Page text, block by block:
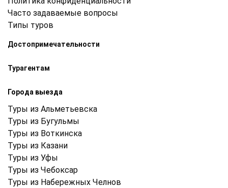
Часто задаваемые вопросы
Типы туров
Достопримечательности
Турагентам
Города выезда
Туры из Альметьевска
Туры из Бугульмы
Туры из Воткинска
Туры из Казани
Туры из Уфы
Туры из Чебоксар
Туры из Набережных Челнов